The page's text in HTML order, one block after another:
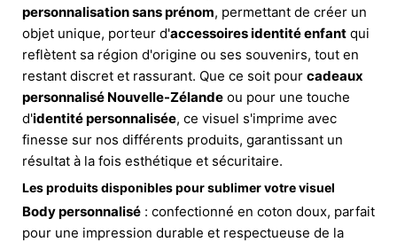
personnalisation sans prénom, permettant de créer un
objet unique, porteur d'accessoires identité enfant qui
reflètent sa région d'origine ou ses souvenirs, tout en
restant discret et rassurant. Que ce soit pour cadeaux
personnalisé Nouvelle-Zélande ou pour une touche
d'identité personnalisée, ce visuel s'imprime avec
finesse sur nos différents produits, garantissant un
résultat à la fois esthétique et sécuritaire.
Les produits disponibles pour sublimer votre visuel
Body personnalisé : confectionné en coton doux, parfait
pour une impression durable et respectueuse de la